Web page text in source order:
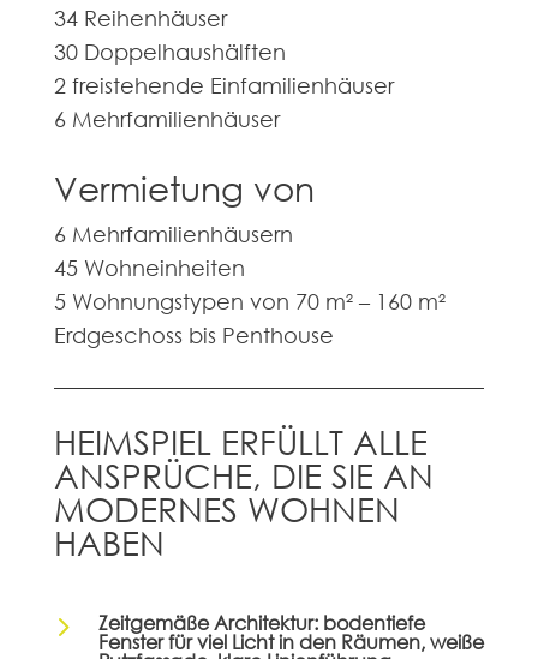
34 Reihenhäuser
30 Doppelhaushälften
2 freistehende Einfamilienhäuser
6 Mehrfamilienhäuser
Vermietung von
6 Mehrfamilienhäusern
45 Wohneinheiten
5 Wohnungstypen von 70 m² – 160 m²
Erdgeschoss bis Penthouse
HEIMSPIEL ERFÜLLT ALLE
ANSPRÜCHE, DIE SIE AN
MODERNES WOHNEN
HABEN
5 Zeitgemäße Architektur: bodentiefe
Fenster für viel Licht in den Räumen, weiße